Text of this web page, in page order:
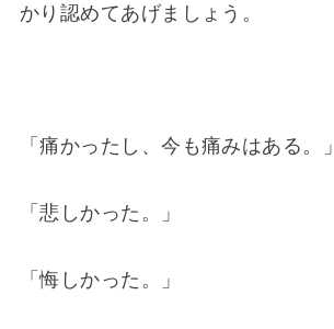
かり認めてあげましょう。
「痛かったし、今も痛みはある。」
「悲しかった。」
「悔しかった。」